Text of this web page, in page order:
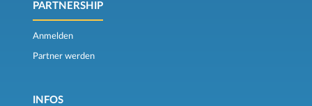
PARTNERSHIP
Anmelden
Partner werden
INFOS